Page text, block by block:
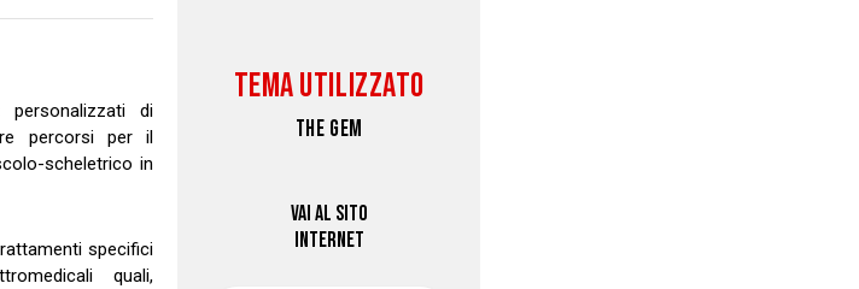
di
percorsi per il
scheletrico in
specifici
quali,
TEMA UTILIZZATO
THE GEM
VAI AL SITO
INTERNET